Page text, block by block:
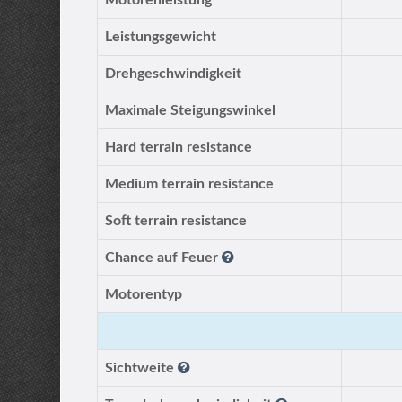
Leistungsgewicht
Drehgeschwindigkeit
Maximale Steigungswinkel
Hard terrain resistance
Medium terrain resistance
Soft terrain resistance
Chance auf Feuer
Motorentyp
Sichtweite